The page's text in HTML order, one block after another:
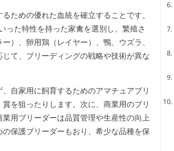
ための優れた血統を確立することです。
った特性を持った家禽を選別し、繁殖さ
）、卵用鶏（レイヤー）、鴨、ウズラ、
て、ブリーディングの戦略や技術が異な
自家用に飼育するためのアマチュアブリ
を狙ったりします。次に、商業用のブリ
用ブリーダーは品質管理や生産性の向上
保護ブリーダーもおり、希少な品種を保